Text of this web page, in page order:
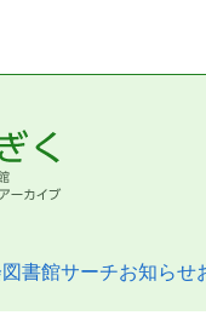
書館サーチお知らせ